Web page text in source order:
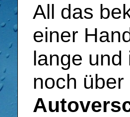
All das
einer
lange und
noch